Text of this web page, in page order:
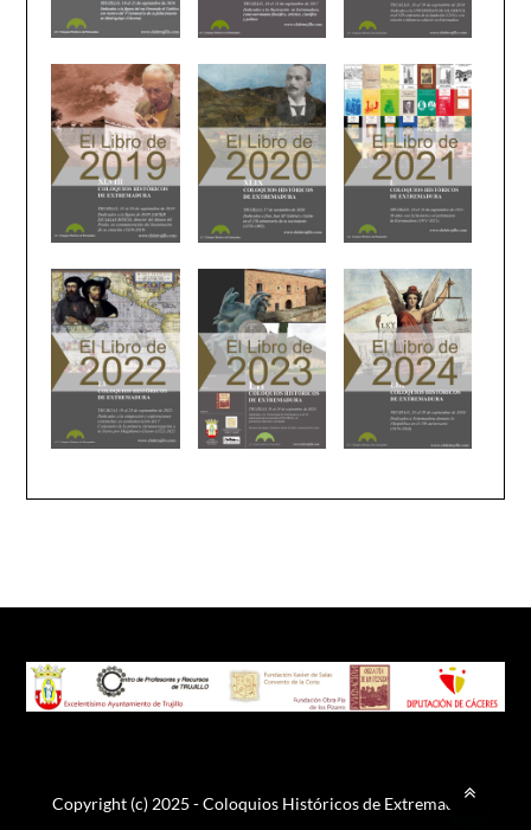
Copyright (c) 2025 - Coloquios Históricos de Extremadura